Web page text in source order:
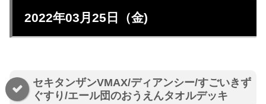
2022年03月25日（金)
セキタンザンVMAX/ディアンシー/すごいきず
ぐすり/エール団のおうえんタオルデッキ